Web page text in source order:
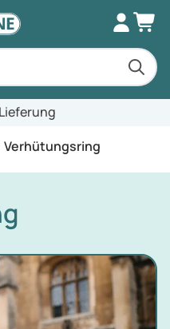
Verhütungsring